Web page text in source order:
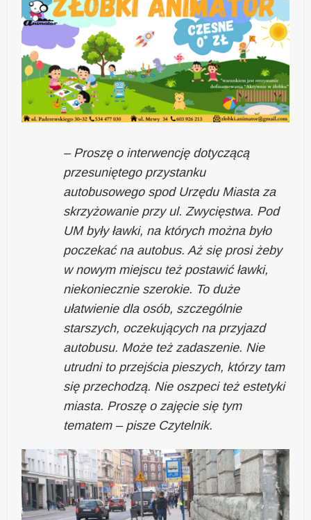
– Proszę o interwencję dotyczącą
przesuniętego przystanku
autobusowego spod Urzędu Miasta za
skrzyżowanie przy ul. Zwycięstwa. Pod
UM były ławki, na których można było
poczekać na autobus. Aż się prosi żeby
w nowym miejscu też postawić ławki,
niekoniecznie szerokie. To duże
ułatwienie dla osób, szczególnie
starszych, oczekujących na przyjazd
autobusu. Może też zadaszenie. Nie
utrudni to przejścia pieszych, którzy tam
się przechodzą. Nie oszpeci też estetyki
miasta. Proszę o zajęcie się tym
tematem – pisze Czytelnik.